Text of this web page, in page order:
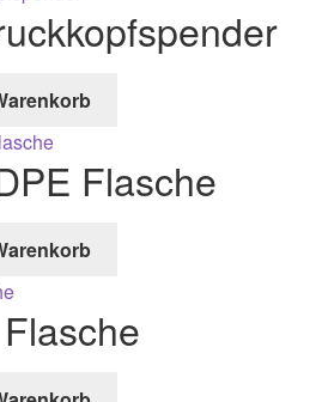
Flasche